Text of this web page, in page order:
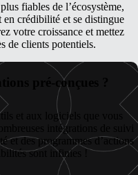
fiables de l’écosystème,
crédibilité et se distingue
votre croissance et mettez
de clients potentiels.
pré-conçues ?
et aux logiciels que vous
intégrations de suivi
et des programmes d’actions
sont infinies !